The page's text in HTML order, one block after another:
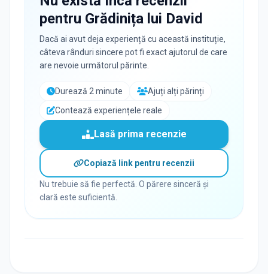
pentru Grădinița lui David
Dacă ai avut deja experiență cu această instituție,
câteva rânduri sincere pot fi exact ajutorul de care
are nevoie următorul părinte.
Durează 2 minute
Ajuți alți părinți
Contează experiențele reale
Lasă prima recenzie
Copiază link pentru recenzii
Nu trebuie să fie perfectă. O părere sinceră și
clară este suficientă.